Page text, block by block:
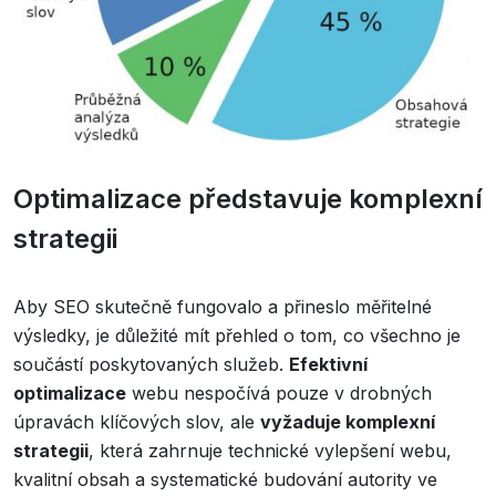
Optimalizace představuje komplexní
strategii
Aby SEO skutečně fungovalo a přineslo měřitelné
výsledky, je důležité mít přehled o tom, co všechno je
součástí poskytovaných služeb. Efektivní
optimalizace webu nespočívá pouze v drobných
úpravách klíčových slov, ale vyžaduje komplexní
strategii, která zahrnuje technické vylepšení webu,
kvalitní obsah a systematické budování autority ve